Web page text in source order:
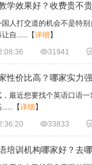
学效果好？收费贵不
人打交道的机会不是特
自...... 【详细 】
31941
性价比高？哪家实力
最近想要找个英语口语
【详细 】
33833
培训机构哪家好？去